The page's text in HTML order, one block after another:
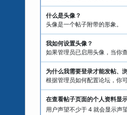
什么是头像？
头像是一个帖子附带的形象。
我如何设置头像？
如果管理员已启用头像，当你
为什么我需要登录才能发帖、
根据管理员如何配置论坛，你
在查看帖子页面的个人资料显
用户声望不少于 4 就会显示声